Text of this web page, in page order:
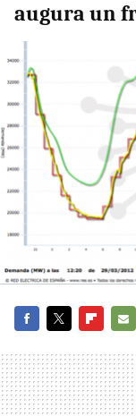
augura un